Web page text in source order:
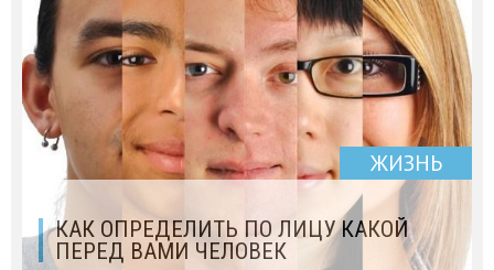
ЖИЗНЬ
КАК ОПРЕДЕЛИТЬ ПО ЛИЦУ КАКОЙ
ПЕРЕД ВАМИ ЧЕЛОВЕК